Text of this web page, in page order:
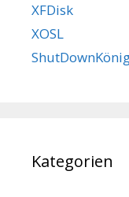
XFDisk
XOSL
Kategorien